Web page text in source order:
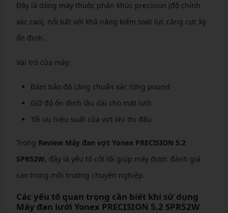
Đây là dòng máy thuộc phân khúc precision (độ chính
xác cao), nổi bật với khả năng kiểm soát lực căng cực kỳ
ổn định.
Vai trò của máy:
Đảm bảo độ căng chuẩn xác từng pound
Giữ độ ổn định lâu dài cho mặt lưới
Tối ưu hiệu suất của vợt khi thi đấu
Trong Review Máy đan vợt Yonex PRECISION 5.2
SPR52W, đây là yếu tố cốt lõi giúp máy được đánh giá
cao trong môi trường chuyên nghiệp.
Các yếu tố quan trọng cần biết khi sử dụng
Máy đan lưới Yonex PRECISION 5.2 SPR52W